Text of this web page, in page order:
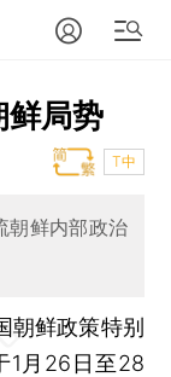
鲜局势
T中
朝鲜内部政治
朝鲜政策特别
1月26日至28